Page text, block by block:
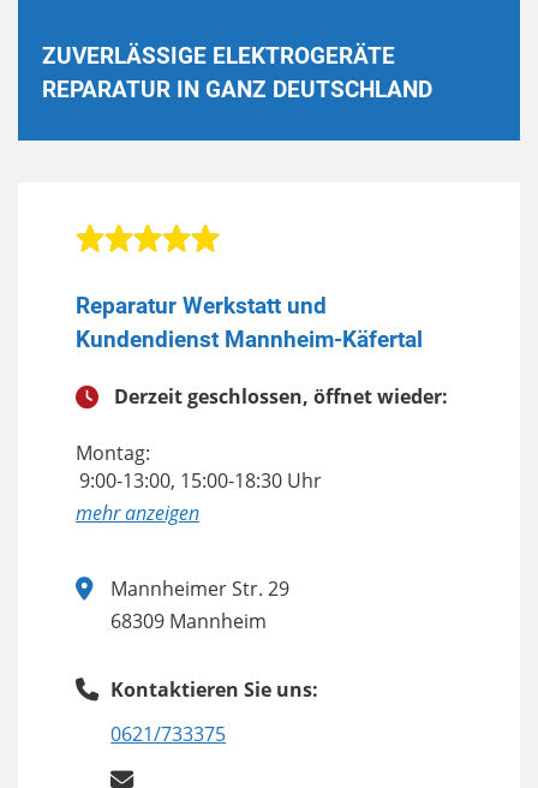
ZUVERLÄSSIGE ELEKTROGERÄTE
REPARATUR IN GANZ DEUTSCHLAND
Reparatur Werkstatt und
Kundendienst Mannheim-Käfertal
Derzeit geschlossen, öffnet wieder:
Montag:
9:00-13:00, 15:00-18:30 Uhr
anzeigen
Mannheimer Str. 29
68309 Mannheim
Kontaktieren Sie uns:
0621/733375